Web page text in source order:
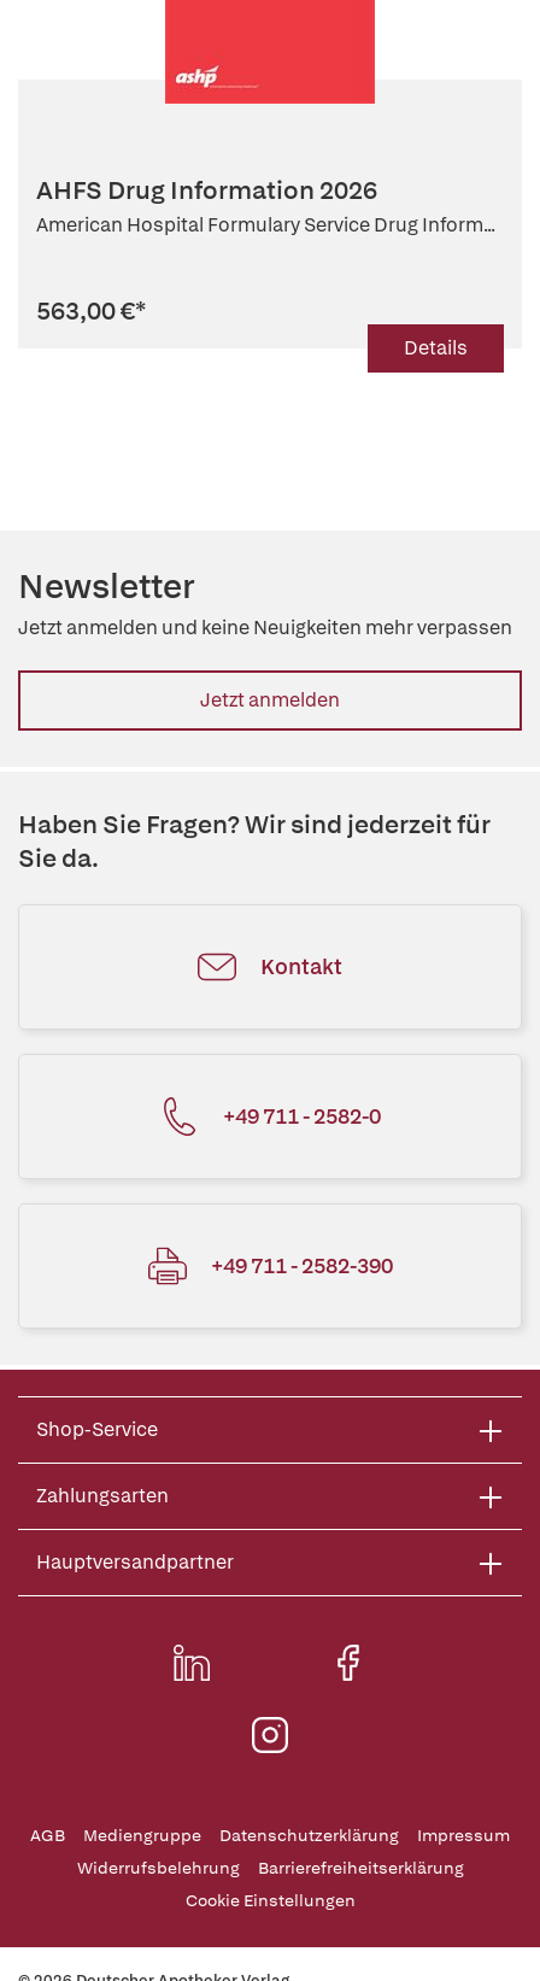
AHFS Drug Information 2026
American Hospital Formulary Service Drug Inform...
563,00 €*
Details
Newsletter
Jetzt anmelden und keine Neuigkeiten mehr verpassen
Jetzt anmelden
Haben Sie Fragen? Wir sind jederzeit für
Sie da.
Kontakt
+49 711 - 2582-0
+49 711 - 2582-390
Shop-Service
Zahlungsarten
Hauptversandpartner
AGB Mediengruppe Datenschutzerklärung
Impressum
Widerrufsbelehrung
Barrierefreiheitserklärung
Cookie Einstellungen